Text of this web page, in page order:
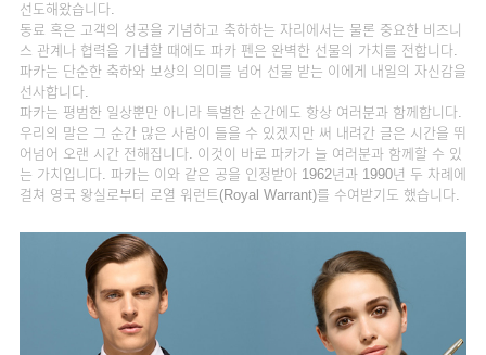
선도해왔습니다.
동료 혹은 고객의 성공을 기념하고 축하하는 자리에서는 물론 중요한 비즈니
스 관계나 협력을 기념할 때에도 파카 펜은 완벽한 선물의 가치를 전합니다.
파카는 단순한 축하와 보상의 의미를 넘어 선물 받는 이에게 내일의 자신감을
선사합니다.
파카는 평범한 일상뿐만 아니라 특별한 순간에도 항상 여러분과 함께합니다.
우리의 말은 그 순간 많은 사람이 들을 수 있겠지만 써 내려간 글은 시간을 뛰
어넘어 오랜 시간 전해집니다. 이것이 바로 파카가 늘 여러분과 함께할 수 있
는 가치입니다. 파카는 이와 같은 공을 인정받아 1962년과 1990년 두 차례에
걸쳐 영국 왕실로부터 로열 워런트(Royal Warrant)를 수여받기도 했습니다.